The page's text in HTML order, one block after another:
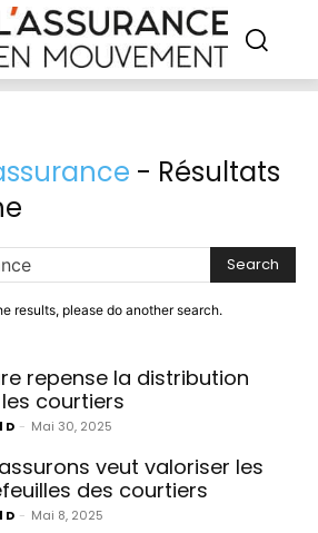
- Résultats
Search
results, please do another search.
repense la distribution
courtiers
D - Mai 30, 2025
veut valoriser les
des courtiers
D - Mai 8, 2025